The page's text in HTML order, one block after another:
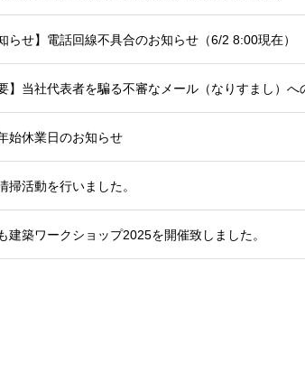
らせ】電話回線不具合のお知らせ（6/2 8:00現在）
要】当社代表者を騙る不審なメール（なりすまし）
始休業日のお知らせ
掃活動を行いました。
建築ワークショップ2025を開催致しました。